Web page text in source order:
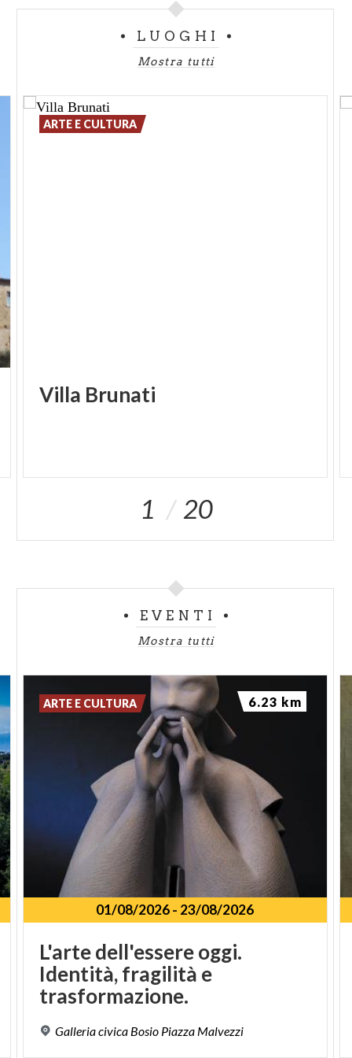
rilevare la presenza di qualcuno anche in lontananza,
e altre tre disposte sui lati ovest, sud, e nord.
LUOGHI
Mostra tutti
Villa Brunati
ARTE E CULTURA
1 20
EVENTI
Mostra tutti
01/08/2026- 23/08/2026
L'arte dell'essere oggi.
Identità, fragilità e
trasformazione.
Galleriacivica Bosio Piazza Malvezzi
ARTE E CULTURA 6.23 km